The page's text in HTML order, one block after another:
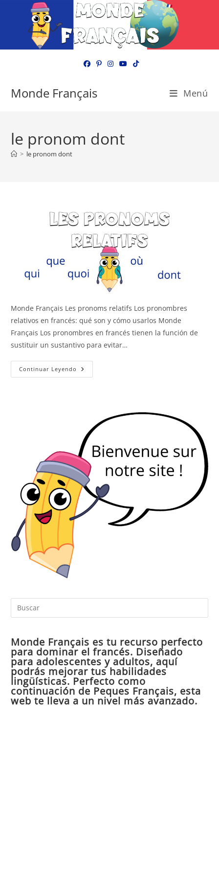
Monde Français Menú
le pronom dont
> le pronom dont
Monde Français Les pronoms relatifs Los pronombres
relativos en francés: qué son y cómo usarlos Monde
Français Los pronombres en francés tienen la función de
sustituir un sustantivo para evitar…
Continuar Leyendo Los
Pronombres
Monde Français es tu recurso perfecto
para dominar el francés. Diseñado
para adolescentes y adultos, aquí
podrás mejorar tus habilidades
lingüísticas. Perfecto como
continuación de Peques Français, esta
web te lleva a un nivel más avanzado.